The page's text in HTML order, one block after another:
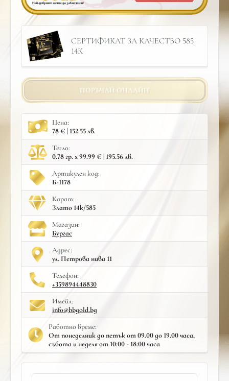
СЕРТИФИКАТ ЗА КАЧЕСТВО 585
14К
ПОРЪЧАЙ ОНЛАЙН
Цена:
78 € | 152.55 лв.
Тегло:
0.78 гр. x 99.99 € | 195.56 лв.
Артикулен код:
Б-1178
Карат:
Злато 14к/585
Mагазин:
Бургас
Адрес:
ул. Петрова нива 11
Телефон:
+359894448830
Имейл:
info@bbgold.bg
Работно време:
От понеделник до петък от 09.00 до 19.00 часа,
събота и неделя от 10:00 - 18:00 часа